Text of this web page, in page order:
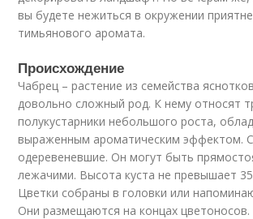
вы будете нежиться в окружении
тимьянового аромата.
Происхождение
Чабрец – растение из семейства
довольно сложный род. К нему относят
полукустарники небольшого роста,
выраженным ароматическим эффектом.
одеревеневшие. Он могут быть
лежачими. Высота куста не превышает
Цветки собраны в головки или
Они размещаются на концах цветоносов.